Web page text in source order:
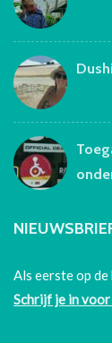
Als eerste op
Schrijf je in